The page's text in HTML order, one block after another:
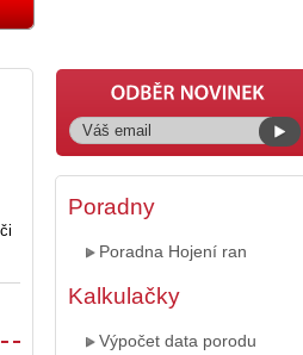
Poradny
Poradna Hojení ran
Kalkulačky
Výpočet data porodu